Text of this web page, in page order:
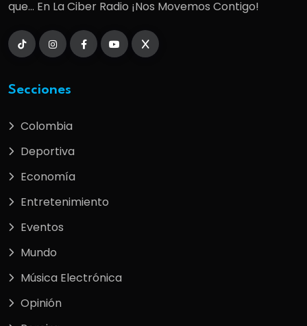
que... En La Ciber Radio ¡Nos Movemos Contigo!
Secciones
Colombia
Deportiva
Economía
Entretenimiento
Eventos
Mundo
Música Electrónica
Opinión